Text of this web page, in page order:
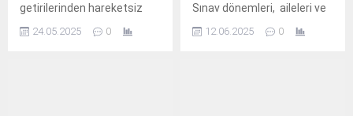
getirilerinden hareketsiz
beslenme alışkanları ve
24.05.2025 0
Sınav dönemleri, aileleri ve
hem de ruhsal olarak
12.06.2025 0